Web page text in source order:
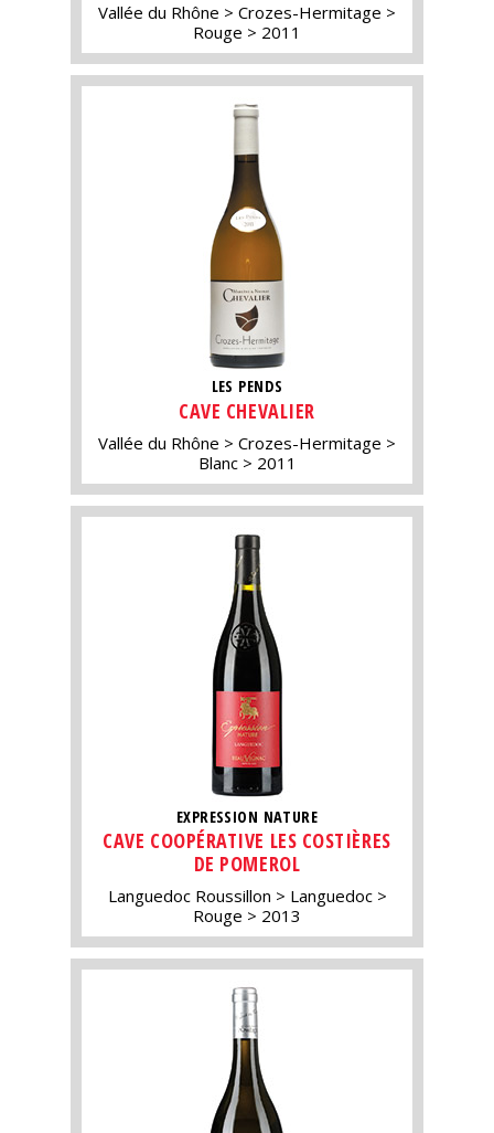
Vallée du Rhône
Crozes-Hermitage
Rouge
2011
LES PENDS
CAVE CHEVALIER
Vallée du Rhône
Crozes-Hermitage
Blanc
2011
EXPRESSION NATURE
CAVE COOPÉRATIVE LES COSTIÈRES
DE POMEROL
Languedoc Roussillon
Languedoc
Rouge
2013